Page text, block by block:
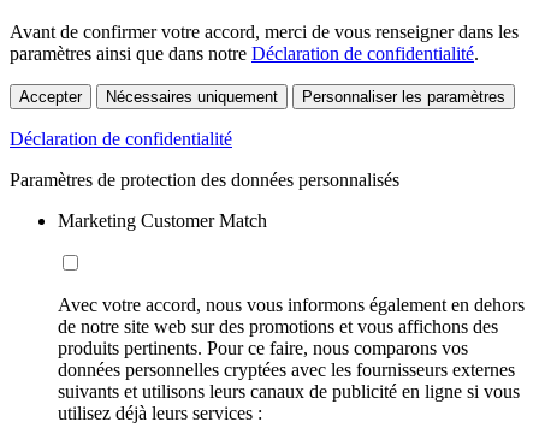
Avant de confirmer votre accord, merci de vous renseigner dans les
paramètres ainsi que dans notre Déclaration de confidentialité.
Accepter Nécessaires uniquement Personnaliser les paramètres
Déclaration de confidentialité
Paramètres de protection des données personnalisés
Marketing Customer Match
Avec votre accord, nous vous informons également en dehors
de notre site web sur des promotions et vous affichons des
produits pertinents. Pour ce faire, nous comparons vos
données personnelles cryptées avec les fournisseurs externes
suivants et utilisons leurs canaux de publicité en ligne si vous
utilisez déjà leurs services :